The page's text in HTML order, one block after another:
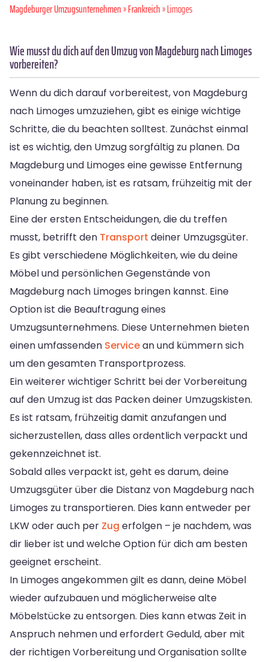
Magdeburger Umzugsunternehmen»Frankreich» Limoges
Wie musst du dich auf den Umzug von Magdeburg nach Limoges
vorbereiten?
Wenn du dich darauf vorbereitest, von Magdeburg
nach Limoges umzuziehen, gibt es einige wichtige
Schritte, die du beachten solltest. Zunächst einmal
ist es wichtig, den Umzug sorgfältig zu planen. Da
Magdeburg und Limoges eine gewisse Entfernung
voneinander haben, ist es ratsam, frühzeitig mit der
Planung zu beginnen.
Eine der ersten Entscheidungen, die du treffen
musst, betrifft den Transport deiner Umzugsgüter.
Es gibt verschiedene Möglichkeiten, wie du deine
Möbel und persönlichen Gegenstände von
Magdeburg nach Limoges bringen kannst. Eine
Option ist die Beauftragung eines
Umzugsunternehmens. Diese Unternehmen bieten
einen umfassenden Servicean und kümmern sich
um den gesamten Transportprozess.
Ein weiterer wichtiger Schritt bei der Vorbereitung
auf den Umzug ist das Packen deiner Umzugskisten.
Es ist ratsam, frühzeitig damit anzufangen und
sicherzustellen, dass alles ordentlich verpackt und
gekennzeichnet ist.
Sobald alles verpackt ist, geht es darum, deine
Umzugsgüter über die Distanz von Magdeburg nach
Limoges zu transportieren. Dies kann entweder per
LKW oder auch per Zug erfolgen – je nachdem, was
dir lieber ist und welche Option für dich am besten
geeignet erscheint.
In Limoges angekommen gilt es dann, deine Möbel
wieder aufzubauen und möglicherweise alte
Möbelstücke zu entsorgen. Dies kann etwas Zeit in
Anspruch nehmen und erfordert Geduld, aber mit
der richtigen Vorbereitung und Organisation sollte